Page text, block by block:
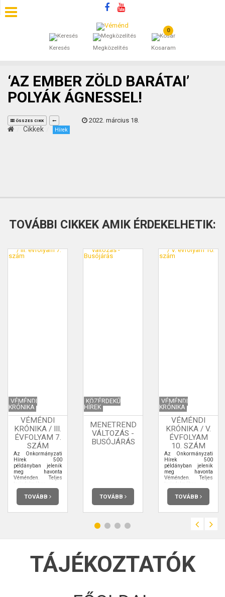
Keresés Megközelítés
0
Kosaram
SZÁLLÁSOK
ÁLTALÁNOS SZERZŐDÉSI FELTÉTELEK
KINCSES BARANYA VÉMÉND
‘AZ EMBER ZÖLD BARÁTAI’
POLYÁK ÁGNESSEL!
ÖSSZES CIKK 2022. március 18.
Cikkek Hírek
TOVÁBBI CIKKEK AMIK ÉRDEKELHETIK:
VÉMÉNDI
KRÓNIKA
VÉMÉNDI
KRÓNIKA / III.
ÉVFOLYAM 7.
SZÁM
Az Önkormányzati
Hírek 500
példányban jelenik
meg havonta
Véménden. Teljes
terjedelmében
elolvashatja.
TOVÁBB
KÖZÉRDEKŰ
HÍREK
MENETREND
VÁLTOZÁS -
BUSÓJÁRÁS
TOVÁBB
VÉMÉNDI
KRÓNIKA
VÉMÉNDI
KRÓNIKA / V.
ÉVFOLYAM
10. SZÁM
Az Önkormányzati
Hírek 500
példányban jelenik
meg havonta
Véménden. Teljes
terjedelmében
elolvashatja.
TOVÁBB
TÁJÉKOZTATÓK